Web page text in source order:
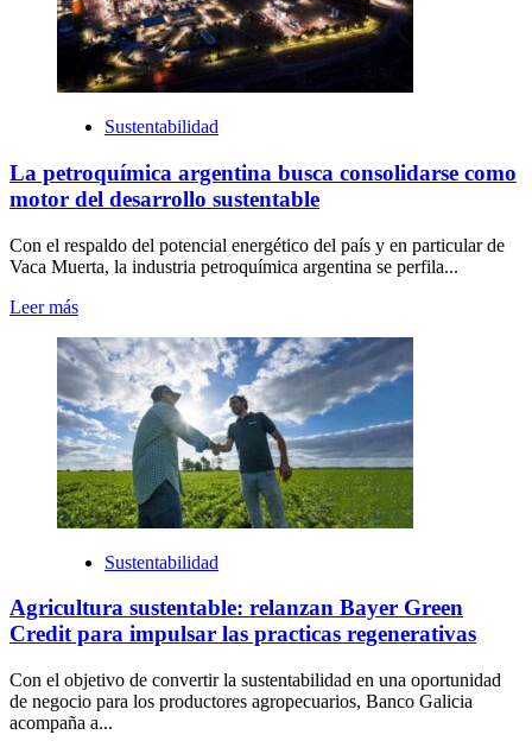
Sustentabilidad
La petroquímica argentina busca consolidarse como
motor del desarrollo sustentable
Con el respaldo del potencial energético del país y en particular de
Vaca Muerta, la industria petroquímica argentina se perfila...
Leer más
Sustentabilidad
Agricultura sustentable: relanzan Bayer Green
Credit para impulsar las practicas regenerativas
Con el objetivo de convertir la sustentabilidad en una oportunidad
de negocio para los productores agropecuarios, Banco Galicia
acompaña a...